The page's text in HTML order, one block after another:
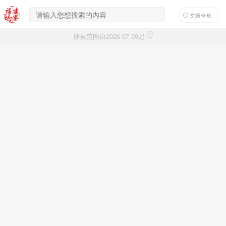
文章合集
搜索范围自2026-07-09起